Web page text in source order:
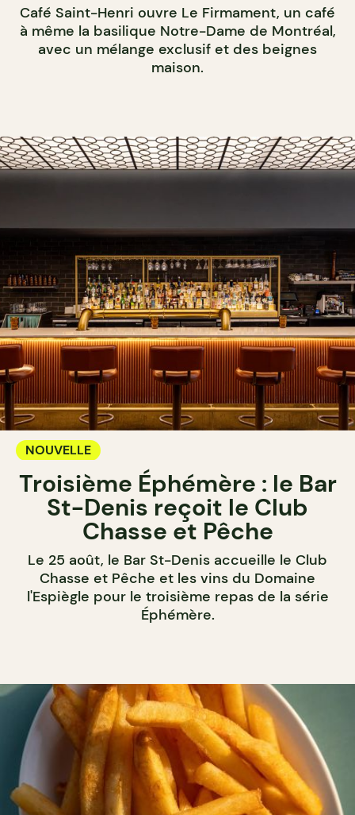
Café Saint-Henri ouvre Le Firmament, un café
à même la basilique Notre-Dame de Montréal,
avec un mélange exclusif et des beignes
maison.
NOUVELLE
Troisième Éphémère : le Bar
St-Denis reçoit le Club
Chasse et Pêche
Le 25 août, le Bar St-Denis accueille le Club
Chasse et Pêche et les vins du Domaine
l'Espiègle pour le troisième repas de la série
Éphémère.